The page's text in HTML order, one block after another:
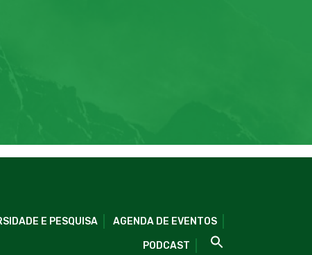
E PESQUISA AGENDA DE EVENTOS
PODCAST